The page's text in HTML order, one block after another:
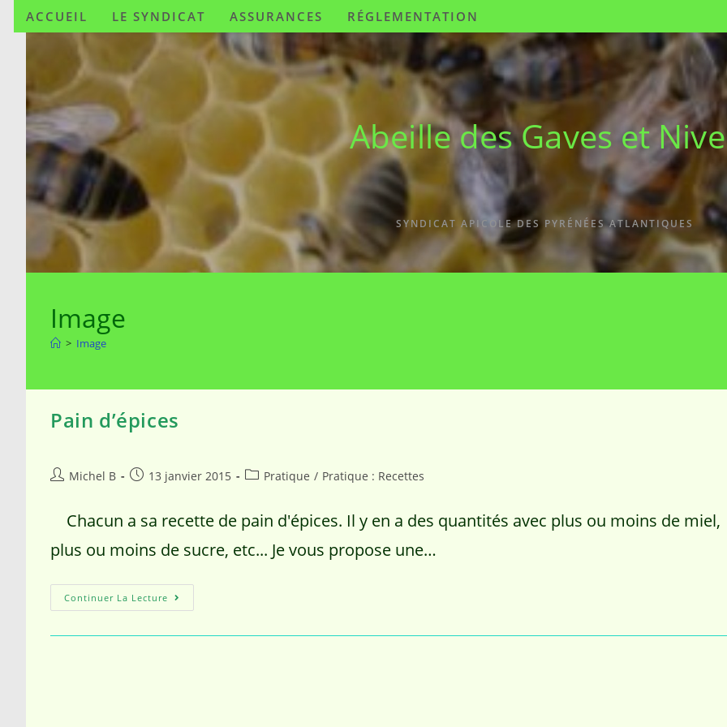
ACCUEIL LE SYNDICAT ASSURANCES RÉGLEMENTATION
Abeille des Gaves et
SYNDICAT APICOLE DES PYRÉNÉES ATLANTIQUES
Image
> Image
Pain d’épices
Michel B 13 janvier 2015 Pratique / Pratique : Recettes
Chacun a sa recette de pain d'épices. Il y en a des quantités avec plus ou moins de miel,
plus ou moins de sucre, etc... Je vous propose une…
Continuer La Lecture